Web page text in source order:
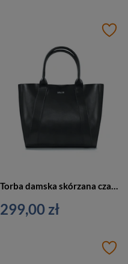
299,00 zł